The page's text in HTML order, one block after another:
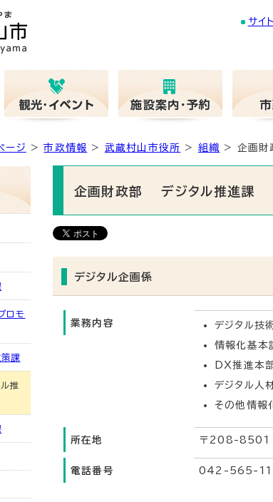
サイ
ージ >市政情報 > 武蔵村山市役所 > 組織 > 企画財
企画財政部 デジタル推進課
デジタル企画係
業務内容
デジタル技
情報化基本
DX推進本
デジタル人
その他情報
所在地 〒208-8501
電話番号 042-565-
ロモ
課
推